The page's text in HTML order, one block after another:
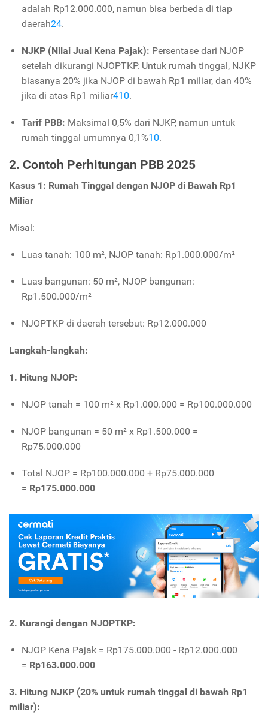
adalah Rp12.000.000, namun bisa berbeda di tiap
daerah24.
NJKP (Nilai Jual Kena Pajak): Persentase dari NJOP
setelah dikurangi NJOPTKP. Untuk rumah tinggal, NJKP
biasanya 20% jika NJOP di bawah Rp1 miliar, dan 40%
jika di atas Rp1 miliar410.
Tarif PBB: Maksimal 0,5% dari NJKP, namun untuk
rumah tinggal umumnya 0,1%10.
2. Contoh Perhitungan PBB 2025
Kasus 1: Rumah Tinggal dengan NJOP di Bawah Rp1
Miliar
Misal:
Luas tanah: 100 m², NJOP tanah: Rp1.000.000/m²
Luas bangunan: 50 m², NJOP bangunan:
Rp1.500.000/m²
NJOPTKP di daerah tersebut: Rp12.000.000
Langkah-langkah:
1. Hitung NJOP:
NJOP tanah = 100 m² x Rp1.000.000 = Rp100.000.000
NJOP bangunan = 50 m² x Rp1.500.000 =
Rp75.000.000
Total NJOP = Rp100.000.000 + Rp75.000.000
= Rp175.000.000
2. Kurangi dengan NJOPTKP:
NJOP Kena Pajak = Rp175.000.000 - Rp12.000.000
= Rp163.000.000
3. Hitung NJKP (20% untuk rumah tinggal di bawah Rp1
miliar):